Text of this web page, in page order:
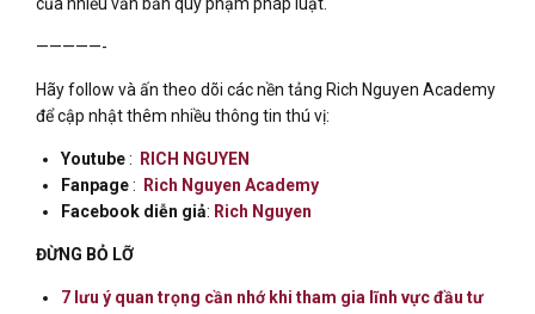
—————-
Hãy follow và ấn theo dõi các nền tảng Rich Nguyen Academy
để cập nhật thêm nhiều thông tin thú vị:
Youtube:
RICH NGUYEN
Fanpage:
Rich Nguyen Academy
Facebook diễn giả: Rich Nguyen
ĐỪNG BỎ LỠ
7 lưu ý quan trọng cần nhớ khi tham gia lĩnh vực đầu tư